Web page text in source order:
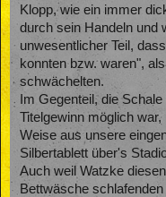
Klopp, wie ein immer
durch sein Handeln und
unwesentlicher Teil,
konnten bzw. waren",
schwächelten.
Im Gegenteil, die
Titelgewinn möglich
Weise aus unsere
Silbertablett über's
Auch weil Watzke
Bettwäsche